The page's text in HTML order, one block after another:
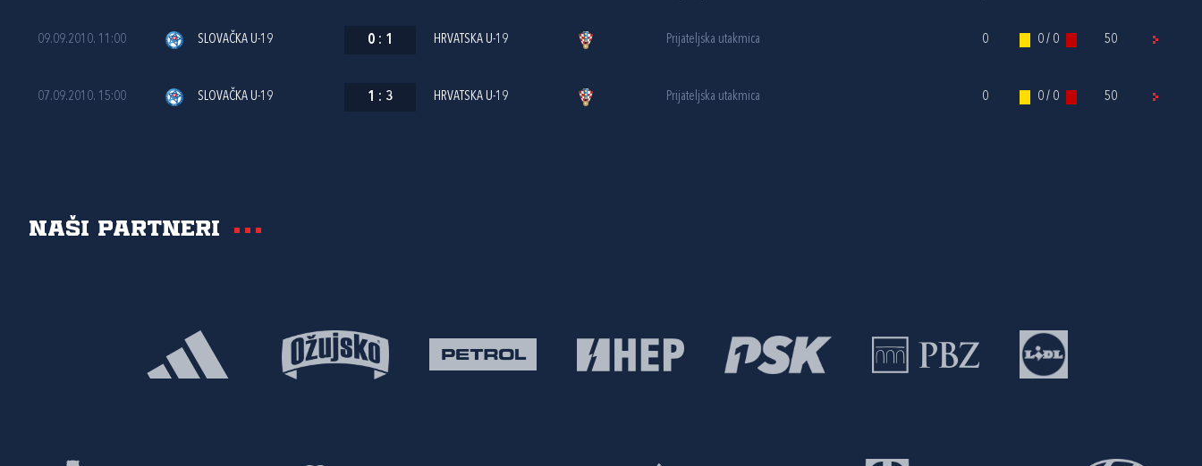
09.09.2010. 11:00 SLOVAČKA U-19 0 : 1 HRVATSKA U-19 Prijateljska utakmica 0 0 / 0 50
07.09.2010. 15:00 SLOVAČKA U-19 1 : 3 HRVATSKA U-19 Prijateljska utakmica 0 0 / 0 50
Naši partneri